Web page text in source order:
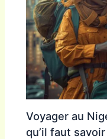
Voyager au
qu’il faut savoir